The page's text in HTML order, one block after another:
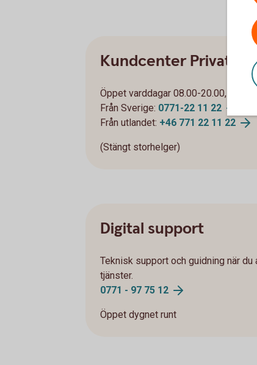
Kundcenter Privat
Öppet varddagar 08.00-20.00,
Från Sverige: 0771-22 11 22
Från utlandet: +46 771 22 11 22
(Stängt storhelger)
Digital support
Teknisk support och guidning när
tjänster.
0771 - 97 75 12
Öppet dygnet runt